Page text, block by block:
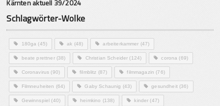
Kärnten aktuell 39/2024
Schlagwörter-Wolke
180ga (45) ak (48) arbeiterkammer (47)
beate prettner(38) Christian Scheider (124) corona (69)
Coronavirus (90) filmblitz (87) filmmagazin (76)
Filmneuheiten (64) Gaby Schaunig (43) gesundheit(36)
Gewinnspiel (40) heimkino (138) kinder (47)